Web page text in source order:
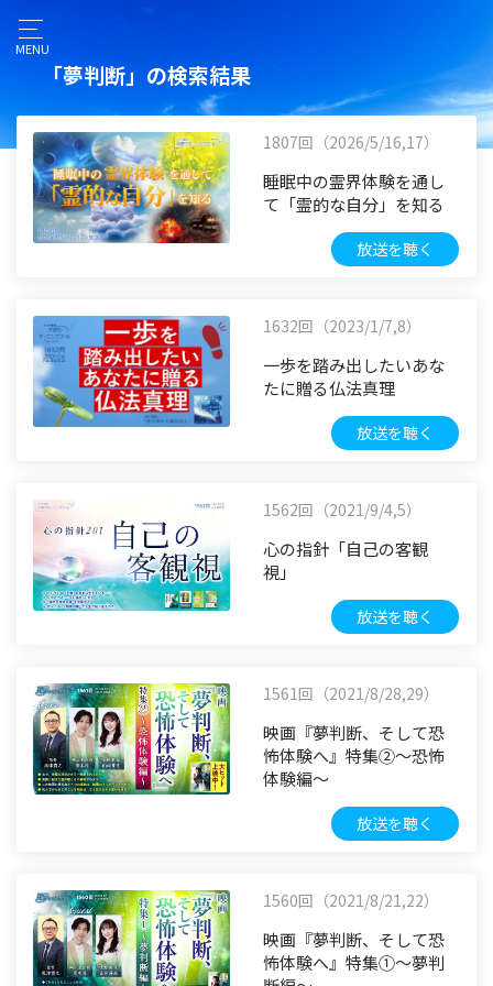
MENU
「夢判断」の検索結果
1807回（2026/5/16,17）
睡眠中の霊界体験を通し
て「霊的な自分」を知る
放送を聴く
1632回（2023/1/7,8）
一歩を踏み出したいあな
たに贈る仏法真理
放送を聴く
1562回（2021/9/4,5）
心の指針「自己の客観
視」
放送を聴く
1561回（2021/8/28,29）
映画『夢判断、そして恐
怖体験へ』特集②～恐怖
体験編～
放送を聴く
1560回（2021/8/21,22）
映画『夢判断、そして恐
怖体験へ』特集①～夢判